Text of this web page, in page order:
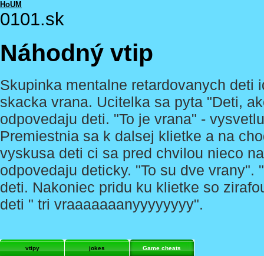
HoUM
0101.sk
Náhodný vtip
Skupinka mentalne retardovanych deti
skacka vrana. Ucitelka sa pyta "Deti,
odpovedaju deti. "To je vrana" -
Premiestnia sa k dalsej klietke a na
vyskusa deti ci sa pred chvilou nieco
odpovedaju deticky. "To su dve
deti. Nakoniec pridu ku klietke so
deti " tri vraaaaaaanyyyyyyyy".
vtipy jokes Game cheats